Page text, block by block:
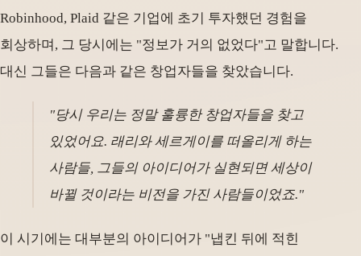
Robinhood, Plaid 같은 기업에 초기 투자했던 경험을
회상하며, 그 당시에는 "정보가 거의 없었다"고 말합니다.
대신 그들은 다음과 같은 창업자들을 찾았습니다.
"당시 우리는 정말 훌륭한 창업자들을 찾고
있었어요. 래리와 세르게이를 떠올리게 하는
사람들, 그들의 아이디어가 실현되면 세상이
바뀔 것이라는 비전을 가진 사람들이었죠."
이 시기에는 대부분의 아이디어가 "냅킨 뒤에 적힌